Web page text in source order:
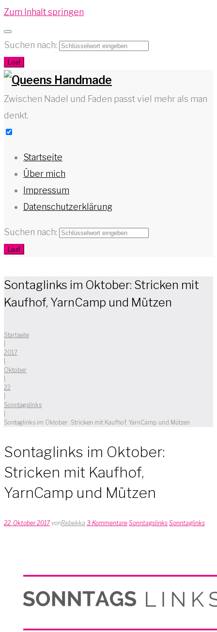
Zum Inhalt springen
Suchen nach:
Los!
Zwischen Nadel und Faden passt viel mehr als man
denkt.
Startseite
Über mich
Impressum
Datenschutzerklärung
Suchen nach:
Los!
Sontaglinks im Oktober: Stricken mit
Kaufhof, YarnCamp und Mützen
Startseite
2017
Oktober
22
Sonntagslinks
Sontaglinks im Oktober: Stricken mit Kaufhof, YarnCamp und Mützen
Sontaglinks im Oktober:
Stricken mit Kaufhof,
YarnCamp und Mützen
22. Oktober 2017 vonRebekka 3 Kommentare Sonntagslinks Sonntaglinks